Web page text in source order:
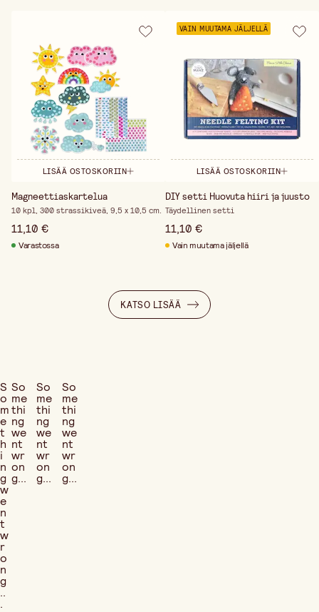
LISÄÄ OSTOSKORIIN
Magneettiaskartelua
10 kpl, 300 strassikiveä, 9,5 x 10,5 cm.
11,10 €
Varastossa
VAIN MUUTAMA JÄLJELLÄ
LISÄÄ OSTOSKORIIN
DIY setti Huovuta hiiri ja juusto
Täydellinen setti
11,10 €
Vain muutama jäljellä
KATSO LISÄÄ
S
o
m
e
t
h
i
n
g
w
e
n
t
w
r
o
n
g
..
.
So
me
thi
ng
we
nt
wr
on
g...
So
me
thi
ng
we
nt
wr
on
g...
So
me
thi
ng
we
nt
wr
on
g...